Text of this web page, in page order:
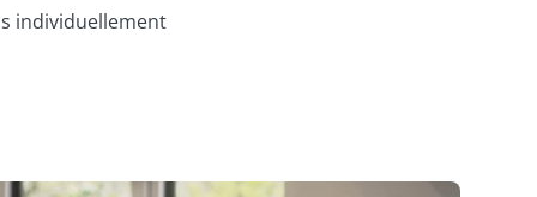
individuellement